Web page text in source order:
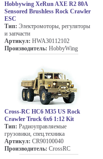
Hobbywing XeRun AXE R2 80A
Sensored Brushless Rock Crawler
ESC
Тип: Электромоторы, регуляторы
и запчасти
Артикул: HWA30112102
Производитель: HobbyWing
Cross-RC HC6 M35 US Rock
Crawler Truck 6x6 1:12 Kit
Тип: Радиоуправляемые
грузовики, спец.техника
Артикул: CR90100040
Производитель: CrossRC